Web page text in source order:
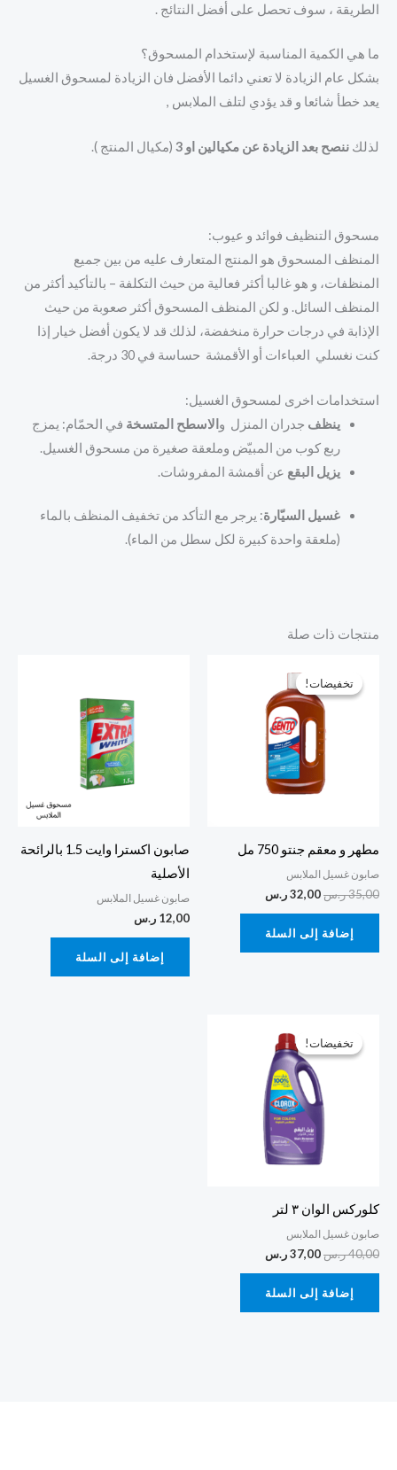
الطريقة ، سوف تحصل على أفضل النتائج .
ما هي الكمية المناسبة لإستخدام المسحوق؟
بشكل عام الزيادة لا تعني دائما الأفضل فان الزيادة لمسحوق الغسيل
يعد خطأ شائعا و قد يؤدي لتلف الملابس ,
لذلك ننصح بعد الزيادة عن مكيالين او 3 (مكيال المنتج ).
مسحوق التنظيف فوائد و عيوب:
المنظف المسحوق هو المنتج المتعارف عليه من بين جميع
المنظفات، و هو غالبا أكثر فعالية من حيث التكلفة – بالتأكيد أكثر من
المنظف السائل. و لكن المنظف المسحوق أكثر صعوبة من حيث
الإذابة في درجات حرارة منخفضة، لذلك قد لا يكون أفضل خيار إذا
كنت نغسلي العباءات أو الأقمشة حساسة في 30 درجة.
استخدامات اخرى لمسحوق الغسيل:
ينظف جدران المنزل و الاسطح المتسخة في الحمّام: يمزج
ربع كوب من المبيّض وملعقة صغيرة من مسحوق الغسيل.
يزيل البقع عن أقمشة المفروشات.
غسيل السيّارة: يرجر مع التأكد من تخفيف المنظف بالماء
(ملعقة واحدة كبيرة لكل سطل من الماء).
منتجات ذات صلة
تخفيضات!
تخفيضات!
مطهر و معقم جنتو 750 مل
صابون غسيل الملابس
35,00ر.س
الأصلي
هو:
35,00 ر.س.
32,00ر.س
32,00 ر.س.
إضافة إلى السلة
صابون اكسترا وايت 1.5 بالرائحة
الأصلية
صابون غسيل الملابس
12,00 ر.س
إضافة إلى السلة
تخفيضات!
تخفيضات!
كلوركس الوان ٣ لتر
صابون غسيل الملابس
40,00ر.س
الأصلي
هو:
40,00 ر.س.
37,00ر.س
إضافة إلى السلة